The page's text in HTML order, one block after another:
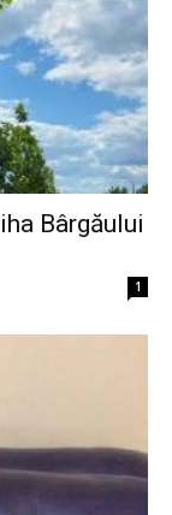
Bârgăului
1